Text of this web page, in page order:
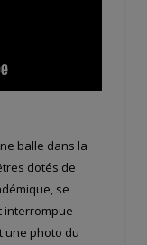
balle dans la
dotés de
se
interrompue
une photo du